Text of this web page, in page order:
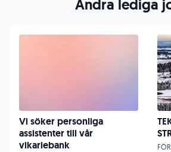
Andra lediga
Vi söker personliga
assistenter till vår
vikariebank